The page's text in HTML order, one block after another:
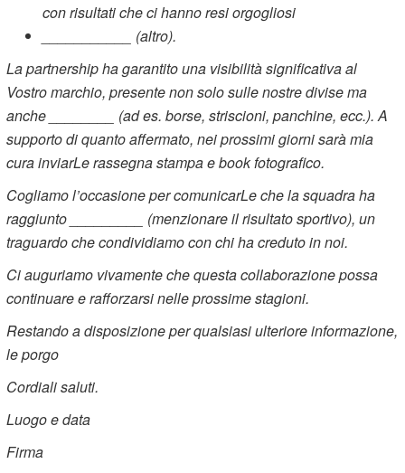
con risultati che ci hanno resi orgogliosi
___________ (altro).
La partnership ha garantito una visibilità significativa al
Vostro marchio, presente non solo sulle nostre divise ma
anche ________ (ad es. borse, striscioni, panchine, ecc.). A
supporto di quanto affermato, nei prossimi giorni sarà mia
cura inviarLe rassegna stampa e book fotografico.
Cogliamo l’occasione per comunicarLe che la squadra ha
raggiunto _________ (menzionare il risultato sportivo), un
traguardo che condividiamo con chi ha creduto in noi.
Ci auguriamo vivamente che questa collaborazione possa
continuare e rafforzarsi nelle prossime stagioni.
Restando a disposizione per qualsiasi ulteriore informazione,
le porgo
Cordiali saluti.
Luogo e data
Firma